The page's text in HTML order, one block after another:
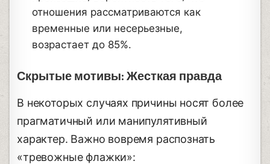
отношения рассматриваются как
временные или несерьезные,
возрастает до 85%.
Скрытые мотивы: Жесткая правда
В некоторых случаях причины носят более
прагматичный или манипулятивный
характер. Важно вовремя распознать
«тревожные флажки»: